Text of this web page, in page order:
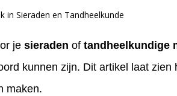
in Sieraden en Tandheelkunde
je sieraden of tandheelkundige
kunnen zijn. Dit artikel laat zien
maken.